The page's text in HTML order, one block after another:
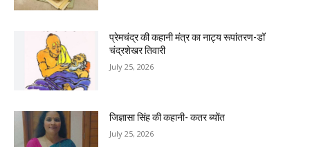
प्रेमचंद्र की कहानी मंत्र का नाट्य रूपांतरण-डॉ
चंद्रशेखर तिवारी
July 25, 2026
जिज्ञासा सिंह की कहानी- कतर ब्योंत
July 25, 2026